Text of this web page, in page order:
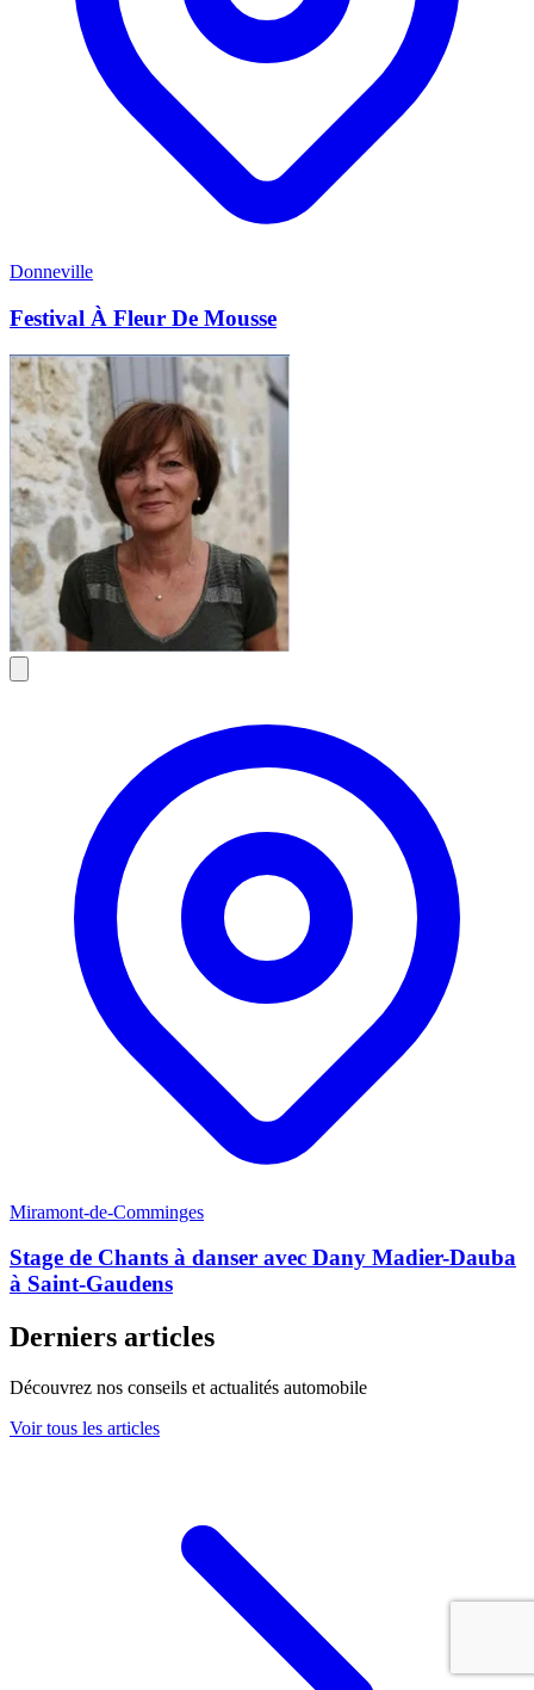
Donneville
Festival À Fleur De Mousse
Miramont-de-Comminges
Stage de Chants à danser avec Dany Madier-Dauba
à Saint-Gaudens
Derniers articles
Découvrez nos conseils et actualités automobile
Voir tous les articles